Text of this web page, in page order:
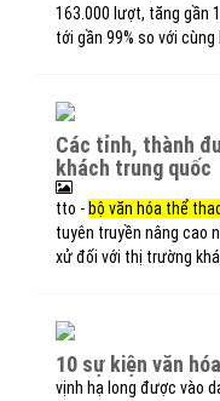
163.000 lượt, tăng gần
tới gần 99% so với cùng
các tỉnh, thành được đề nghị giữ tốc độ tăng
khách trung quốc
tto - bộ văn hóa thể
tuyên truyền nâng cao
xử đối với thị trường
10 sự kiện văn
vịnh hạ long được vào